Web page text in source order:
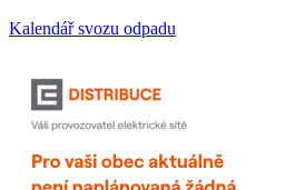
Kalendář svozu odpadu